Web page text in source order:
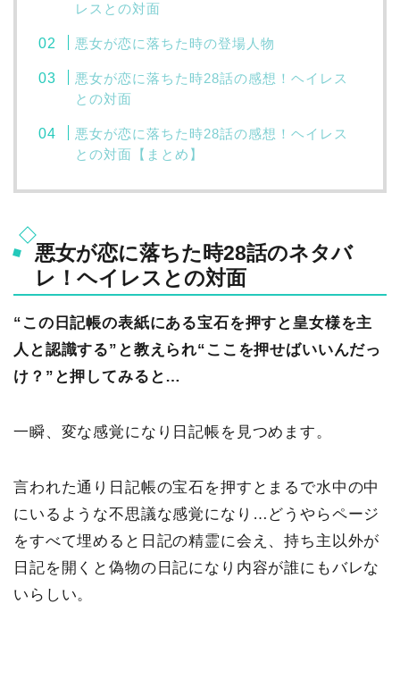
レスとの対面
悪女が恋に落ちた時の登場人物
悪女が恋に落ちた時28話の感想！ヘイレス
との対面
悪女が恋に落ちた時28話の感想！ヘイレス
との対面【まとめ】
悪女が恋に落ちた時28話のネタバ
レ！ヘイレスとの対面
“この日記帳の表紙にある宝石を押すと皇女様を主
人と認識する”と教えられ“ここを押せばいいんだっ
け？”と押してみると…
一瞬、変な感覚になり日記帳を見つめます。
言われた通り日記帳の宝石を押すとまるで水中の中
にいるような不思議な感覚になり…どうやらページ
をすべて埋めると日記の精霊に会え、持ち主以外が
日記を開くと偽物の日記になり内容が誰にもバレな
いらしい。